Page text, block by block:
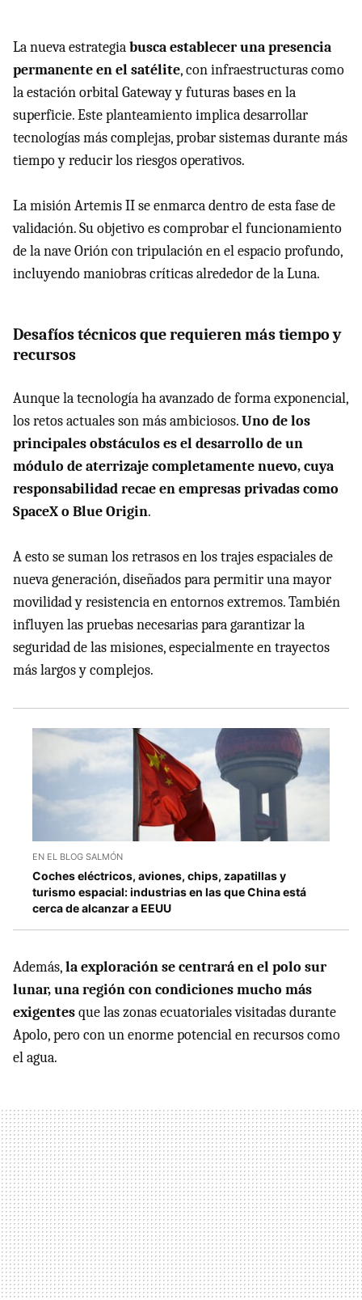
La nueva estrategiabusca establecer una presencia
permanente en el satélite, con infraestructuras como
la estación orbital Gateway y futuras bases en la
superficie. Este planteamiento implica desarrollar
tecnologías más complejas, probar sistemas durante más
tiempo y reducir los riesgos operativos.
La misión Artemis II se enmarca dentro de esta fase de
validación. Su objetivo es comprobar el funcionamiento
de la nave Orión con tripulación en el espacio profundo,
incluyendo maniobras críticas alrededor de la Luna.
Desafíos técnicos que requieren más tiempo y
recursos
Aunque la tecnología ha avanzado de forma exponencial,
los retos actuales son más ambiciosos.Uno de los
principales obstáculos es el desarrollo de un
módulo de aterrizaje completamente nuevo, cuya
responsabilidad recae en empresas privadas como
SpaceX o Blue Origin.
A esto se suman los retrasos en los trajes espaciales de
nueva generación, diseñados para permitir una mayor
movilidad y resistencia en entornos extremos. También
influyen las pruebas necesarias para garantizar la
seguridad de las misiones, especialmente en trayectos
más largos y complejos.
EN EL BLOG SALMÓN
Coches eléctricos, aviones, chips, zapatillas y
turismo espacial: industrias en las que China está
cerca de alcanzar a EEUU
Además,la exploración se centrará en el polo sur
lunar, una región con condiciones mucho más
exigentesque las zonas ecuatoriales visitadas durante
Apolo, pero con un enorme potencial en recursos como
el agua.